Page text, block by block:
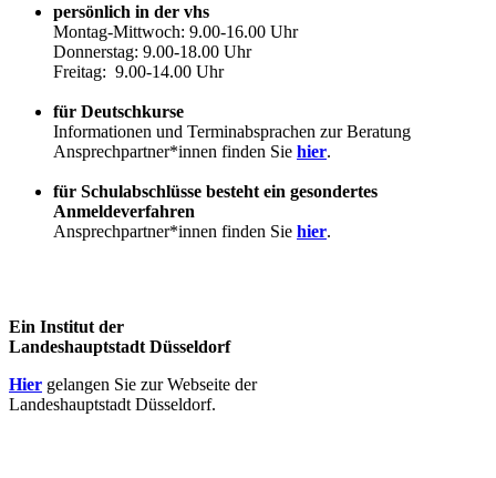
persönlich in der vhs
Montag-Mittwoch: 9.00-16.00 Uhr
Donnerstag: 9.00-18.00 Uhr
Freitag: 9.00-14.00 Uhr
für Deutschkurse
Informationen und Terminabsprachen zur Beratung
Ansprechpartner*innen finden Sie hier.
für Schulabschlüsse besteht ein gesondertes
Anmeldeverfahren
Ansprechpartner*innen finden Sie hier.
Ein Institut der
Landeshauptstadt Düsseldorf
Hier gelangen Sie zur Webseite der
Landeshauptstadt Düsseldorf.